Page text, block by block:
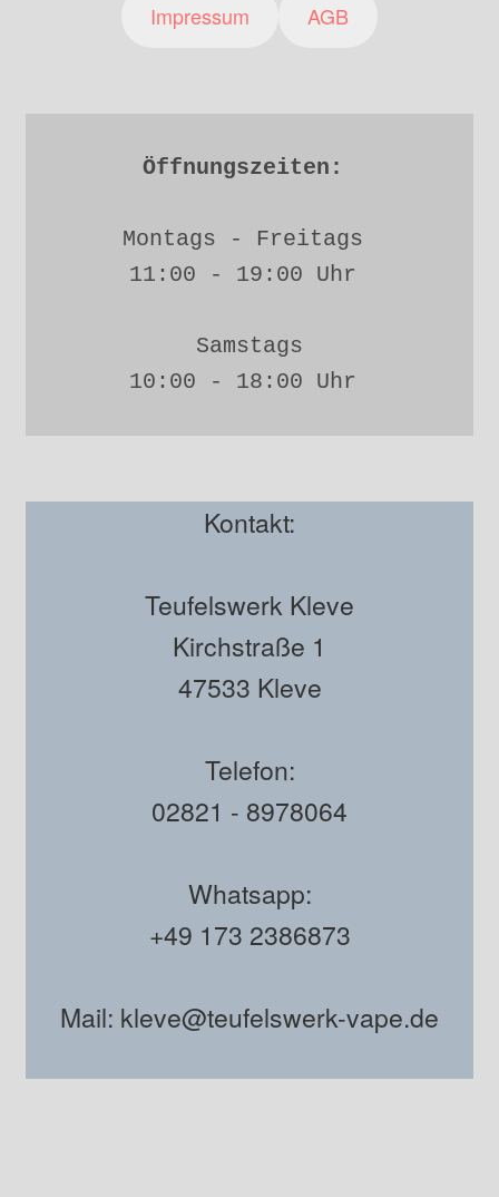
Impressum AGB
Öffnungszeiten:
Montags - Freitags
11:00 - 19:00 Uhr
Samstags
10:00 - 18:00 Uhr
Kontakt:
Teufelswerk Kleve
Kirchstraße 1
47533 Kleve
Telefon:
02821 - 8978064
Whatsapp:
+49 173 2386873
Mail: kleve@teufelswerk-vape.de